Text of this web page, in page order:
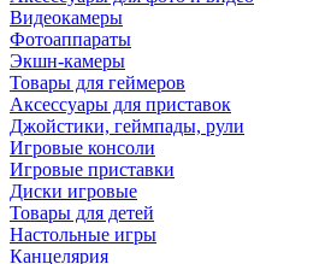
Видеокамеры
Фотоаппараты
Экшн-камеры
Товары для геймеров
Аксессуары для приставок
Джойстики, геймпады, рули
Игровые консоли
Игровые приставки
Диски игровые
Товары для детей
Настольные игры
Канцелярия